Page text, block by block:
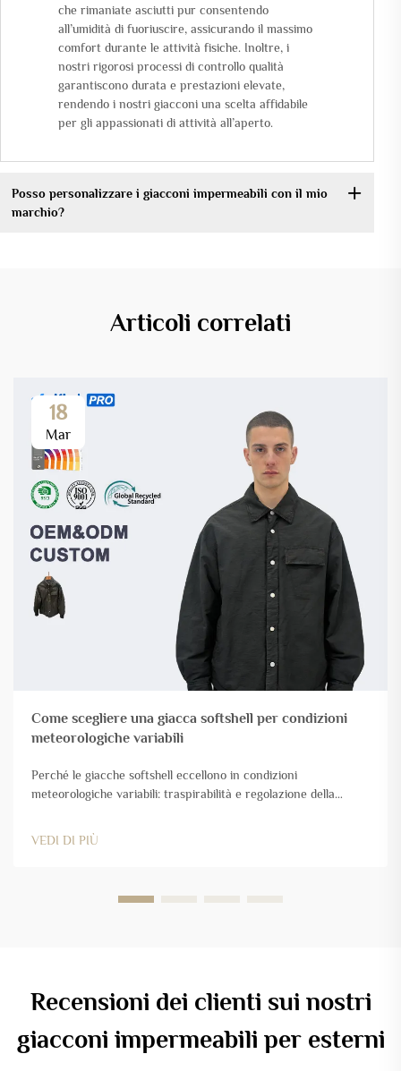
che rimaniate asciutti pur consentendo
all’umidità di fuoriuscire, assicurando il massimo
comfort durante le attività fisiche. Inoltre, i
nostri rigorosi processi di controllo qualità
garantiscono durata e prestazioni elevate,
rendendo i nostri giacconi una scelta affidabile
per gli appassionati di attività all’aperto.
Posso personalizzare i giacconi impermeabili con il mio
marchio?
Articoli correlati
18
Mar
Come scegliere una giacca softshell per condizioni
meteorologiche variabili
Perché le giacche softshell eccellono in condizioni
meteorologiche variabili: traspirabilità e regolazione della
softshell funzionano particolarmente bene quando il tempo è di
VEDI DI PIÙ
Recensioni dei clienti sui nostri
giacconi impermeabili per esterni